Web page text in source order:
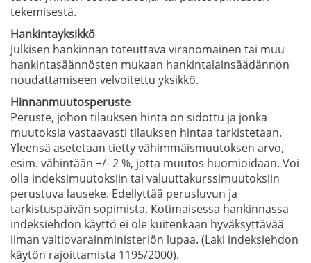
tekemisestä.
Hankintayksikkö
Julkisen hankinnan toteuttava viranomainen tai muu
hankintasäännösten mukaan hankintalainsäädännön
noudattamiseen velvoitettu yksikkö.
Hinnanmuutosperuste
Peruste, johon tilauksen hinta on sidottu ja jonka
muutoksia vastaavasti tilauksen hintaa tarkistetaan.
Yleensä asetetaan tietty vähimmäismuutoksen arvo,
esim. vähintään +/- 2 %, jotta muutos huomioidaan. Voi
olla indeksimuutoksiin tai valuuttakurssimuutoksiin
perustuva lauseke. Edellyttää perusluvun ja
tarkistuspäivän sopimista. Kotimaisessa hankinnassa
indeksiehdon käyttö ei ole kuitenkaan hyväksyttävää
ilman valtiovarainministeriön lupaa. (Laki indeksiehdon
käytön rajoittamista 1195/2000).